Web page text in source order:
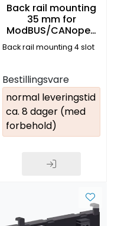
Back rail mounting
35 mm for
ModBUS/CANopen
moduler
Back rail mounting 4 slot
Bestillingsvare
normal leveringstid
ca. 8 dager (med
forbehold)